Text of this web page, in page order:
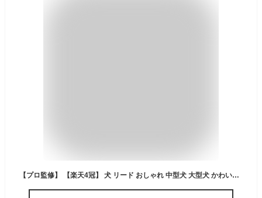
【プロ監修】 【楽天4冠】 犬 リード おしゃれ 中型犬 大型犬 かわいい 犬用 おすすめ 定番 頑丈 反射 長い 散歩 人気 光る 手が痛くない LaLUCA 送料無料